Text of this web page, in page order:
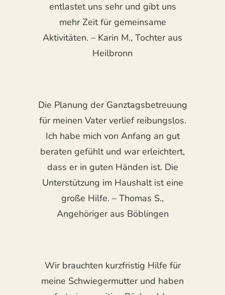
entlastet uns sehr und gibt uns
mehr Zeit für gemeinsame
Aktivitäten. – Karin M., Tochter aus
Heilbronn
Die Planung der Ganztagsbetreuung
für meinen Vater verlief reibungslos.
Ich habe mich von Anfang an gut
beraten gefühlt und war erleichtert,
dass er in guten Händen ist. Die
Unterstützung im Haushalt ist eine
große Hilfe. – Thomas S.,
Angehöriger aus Böblingen
Wir brauchten kurzfristig Hilfe für
meine Schwiegermutter und haben